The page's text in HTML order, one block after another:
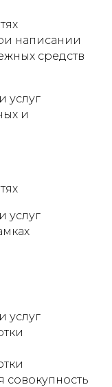
написании
средств
услуг
и
услуг
услуг
совокупность